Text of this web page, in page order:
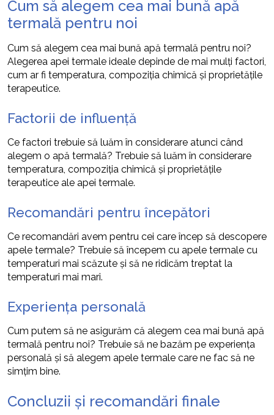
Cum să alegem cea mai bună apă
termală pentru noi
Cum să alegem cea mai bună apă termală pentru noi?
Alegerea apei termale ideale depinde de mai mulți factori,
cum ar fi temperatura, compoziția chimică și proprietățile
terapeutice.
Factorii de influență
Ce factori trebuie să luăm în considerare atunci când
alegem o apă termală? Trebuie să luăm în considerare
temperatura, compoziția chimică și proprietățile
terapeutice ale apei termale.
Recomandări pentru începători
Ce recomandări avem pentru cei care încep să descopere
apele termale? Trebuie să începem cu apele termale cu
temperaturi mai scăzute și să ne ridicăm treptat la
temperaturi mai mari.
Experiența personală
Cum putem să ne asigurăm că alegem cea mai bună apă
termală pentru noi? Trebuie să ne bazăm pe experiența
personală și să alegem apele termale care ne fac să ne
simțim bine.
Concluzii și recomandări finale